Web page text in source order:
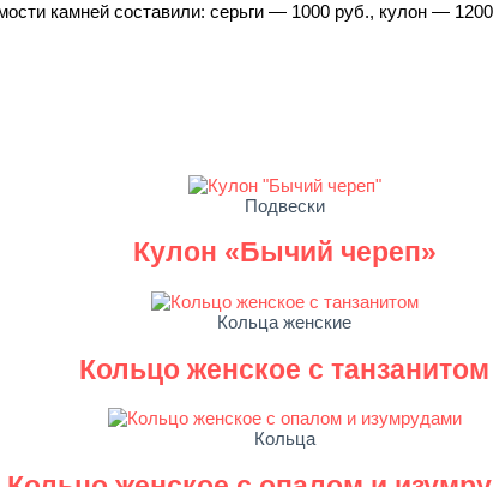
камней составили: серьги — 1000 руб., кулон —
Подвески
Кулон «Бычий череп»
Кольца женские
Кольцо женское с танзанитом
Кольца